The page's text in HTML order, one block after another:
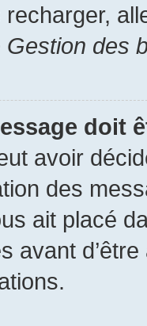
des
doit
avoir
des
ait placé
avant